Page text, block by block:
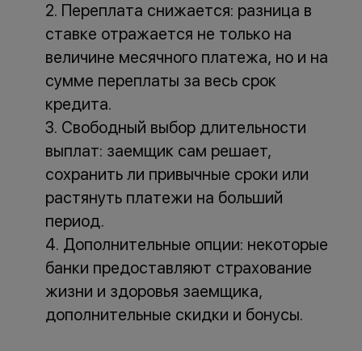
Переплата снижается: разница в
ставке отражается не только на
величине месячного платежа, но и на
сумме переплаты за весь срок
кредита.
Свободный выбор длительности
выплат: заемщик сам решает,
сохранить ли привычные сроки или
растянуть платежи на больший
период.
Дополнительные опции: некоторые
банки предоставляют страхование
жизни и здоровья заемщика,
дополнительные скидки и бонусы.